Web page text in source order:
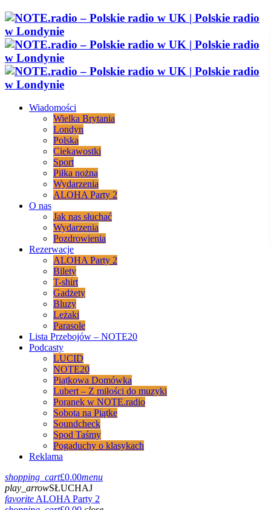
Wiadomości
Wielka Brytania
Londyn
Polska
Ciekawostki
Sport
Piłka nożna
Wydarzenia
ALOHA Party 2
O nas
Jak nas słuchać
Wydarzenia
Pozdrowienia
Rezerwacje
ALOHA Party 2
Bilety
T-shirt
Gadżety
Bluzy
Leżaki
Parasole
Lista Przebojów – NOTE20
Podcasty
LUCID
NOTE20
Piątkowa Domówka
Lubert – Z miłości do muzyki
Poranek w NOTE.radio
Sobota na Piątke
Soundcheck
Spod Taśmy
Pogaduchy o klasykach
Reklama
shopping_cart£0.00menu
play_arrowSŁUCHAJ
favoriteALOHA Party 2